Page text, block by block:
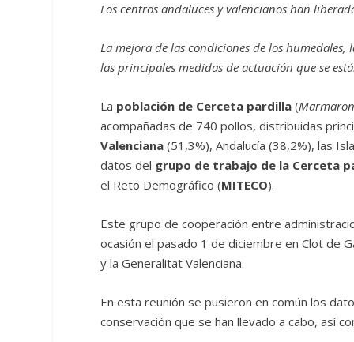
Los centros andaluces y valencianos han
La mejora de las condiciones de los
las principales medidas de actuación que se
La población de Cerceta pardilla (
acompañadas de 740 pollos, distribuidas
Valenciana (51,3%), Andalucía (38,2%), las
datos del grupo de trabajo de la Cerceta
el Reto Demográfico (MITECO).
Este grupo de cooperación entre
ocasión el pasado 1 de diciembre en Clot de
y la Generalitat Valenciana.
En esta reunión se pusieron en común los
conservación que se han llevado a cabo, así